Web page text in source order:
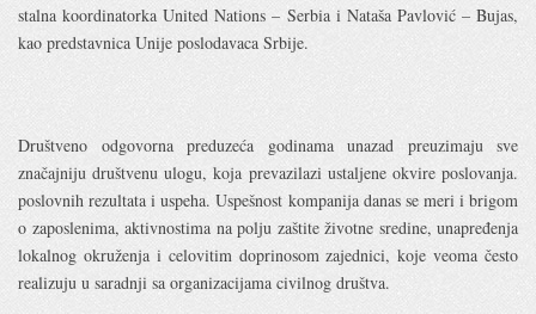
stalna koordinatorka United Nations – Serbia i Nataša Pavlović – Bujas,
kao predstavnica Unije poslodavaca Srbije.
Društveno odgovorna preduzeća godinama unazad preuzimaju sve
značajniju društvenu ulogu, koja prevazilazi ustaljene okvire poslovanja.
poslovnih rezultata i uspeha. Uspešnost kompanija danas se meri i brigom
o zaposlenima, aktivnostima na polju zaštite životne sredine, unapređenja
lokalnog okruženja i celovitim doprinosom zajednici, koje veoma često
realizuju u saradnji sa organizacijama civilnog društva.